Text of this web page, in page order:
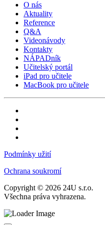
O nás
Aktuality
Reference
Q&A
Videonávody
Kontakty
NÁPADník
Učitelský portál
iPad pro učitele
MacBook pro učitele
Podmínky užití
Ochrana soukromí
Copyright © 2026 24U s.r.o.
Všechna práva vyhrazena.